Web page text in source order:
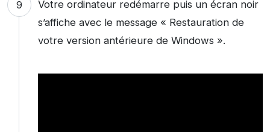
Votre ordinateur redémarre puis un écran noir
s’affiche avec le message « Restauration de
votre version antérieure de Windows ».